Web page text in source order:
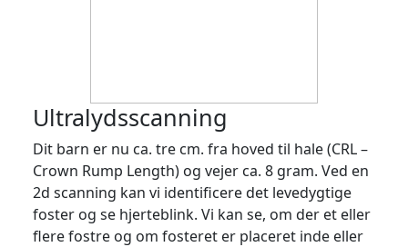
Ultralydsscanning
Dit barn er nu ca. tre cm. fra hoved til hale (CRL –
Crown Rump Length) og vejer ca. 8 gram. Ved en
2d scanning kan vi identificere det levedygtige
foster og se hjerteblink. Vi kan se, om der et eller
flere fostre og om fosteret er placeret inde eller